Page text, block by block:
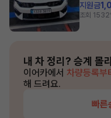
지원금
조회 1532
내 차 정리? 승계 몰
이어카에서 차량등록부
해 드려요.
빠른